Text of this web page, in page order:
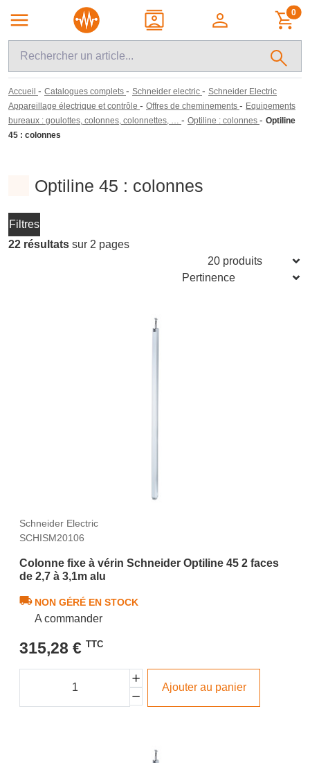
0
Accueil - Catalogues complets - Schneider electric - Schneider Electric
Appareillage électrique et contrôle - Offres de cheminements - Equipements
bureaux : goulottes, colonnes, colonnettes, … - Optiline : colonnes - Optiline
45 : colonnes
Optiline 45 : colonnes
Filtres
22 résultats sur 2 pages
Schneider Electric
SCHISM20106
Colonne fixe à vérin Schneider Optiline 45 2 faces
de 2,7 à 3,1m alu
NON GÉRÉ EN STOCK
A commander
315,28 € TTC
Ajouter au panier